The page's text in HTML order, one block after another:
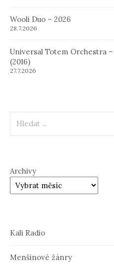
Wooli Duo – 2026
28.7.2026
Universal Totem Orchestra
(2016)
27.7.2026
Archivy
Kali Radio
Menšinové žánry